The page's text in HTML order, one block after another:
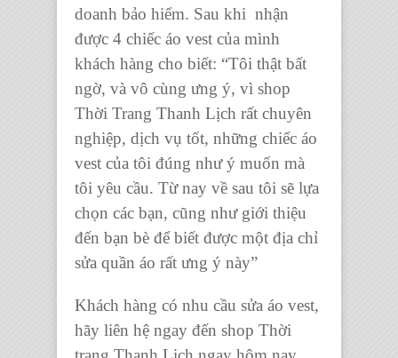
doanh bảo hiểm. Sau khi nhận
được 4 chiếc áo vest của mình
khách hàng cho biết: “Tôi thật bất
ngờ, và vô cùng ưng ý, vì shop
Thời Trang Thanh Lịch rất chuyên
nghiệp, dịch vụ tốt, những chiếc áo
vest của tôi đúng như ý muốn mà
tôi yêu cầu. Từ nay về sau tôi sẽ lựa
chọn các bạn, cũng như giới thiệu
đến bạn bè để biết được một địa chỉ
sửa quần áo rất ưng ý này”
Khách hàng có nhu cầu sửa áo vest,
hãy liên hệ ngay đến shop Thời